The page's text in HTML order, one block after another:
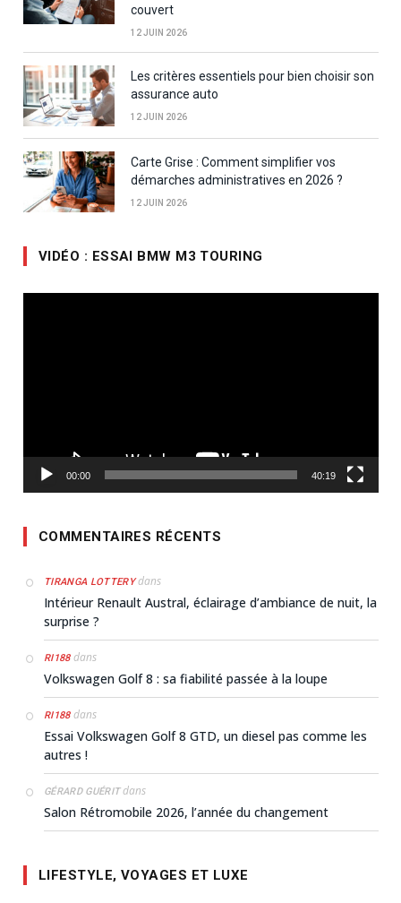
couvert
12 JUIN 2026
Les critères essentiels pour bien choisir son
assurance auto
12 JUIN 2026
Carte Grise : Comment simplifier vos
démarches administratives en 2026 ?
12 JUIN 2026
VIDÉO : ESSAI BMW M3 TOURING
00:00 40:19
COMMENTAIRES RÉCENTS
TIRANGA LOTTERYdans
Intérieur Renault Austral, éclairage d’ambiance de nuit, la
surprise ?
RI188dans
Volkswagen Golf 8 : sa fiabilité passée à la loupe
RI188dans
Essai Volkswagen Golf 8 GTD, un diesel pas comme les
autres !
GÉRARD GUÉRITdans
Salon Rétromobile 2026, l’année du changement
LIFESTYLE, VOYAGES ET LUXE